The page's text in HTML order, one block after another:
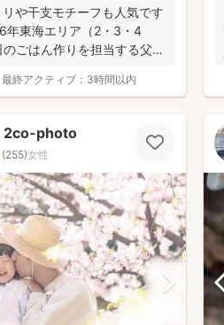
や干支モチーフも人気です
東海エリア（2・3・4
ごはん作りを担当する父で
最終アクティブ： 3時間以内
2co-photo
(255)女性